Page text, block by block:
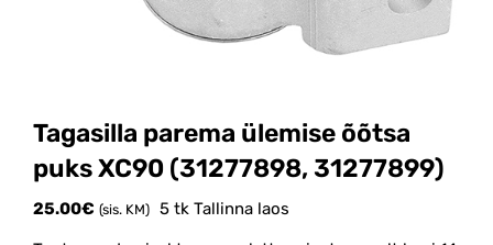
Tagasilla parema ülemise õõtsa
puks XC90 (31277898, 31277899)
25.00€ (sis. KM) 5 tk Tallinna laos